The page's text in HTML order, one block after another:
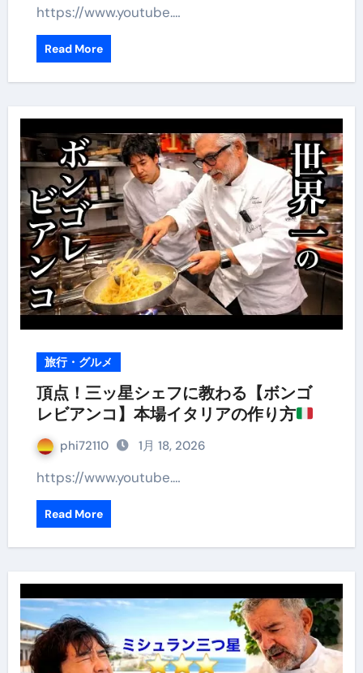
https://www.youtube.…
Read More
旅行・グルメ
頂点！三ッ星シェフに教わる【ボンゴ
レビアンコ】本場イタリアの作り方
phi72110 1月 18, 2026
https://www.youtube.…
Read More